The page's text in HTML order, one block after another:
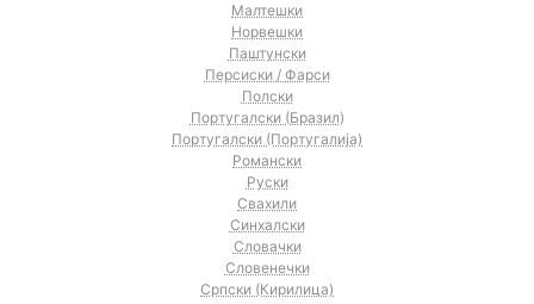
Малтешки
Норвешки
Паштунски
Персиски / Фарси
Полски
Португалски (Бразил)
Португалски (Португалија)
Романски
Руски
Свахили
Синхалски
Словачки
Словенечки
Српски (Кирилица)